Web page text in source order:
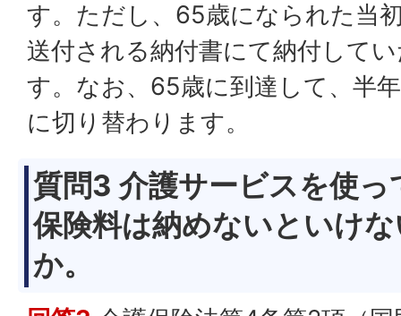
す。ただし、65歳になられた当
送付される納付書にて納付して
す。なお、65歳に到達して、半
に切り替わります。
質問3 介護サービスを使
保険料は納めないといけ
か。